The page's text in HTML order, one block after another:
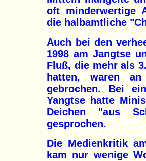
oft minderwertige
die halbamtliche
Auch bei den
1998 am Jangtse
Fluß, die mehr als
hatten, waren an
gebrochen. Bei
Yangtse hatte
Deichen "aus
gesprochen.
Die Medienkritik
kam nur wenige